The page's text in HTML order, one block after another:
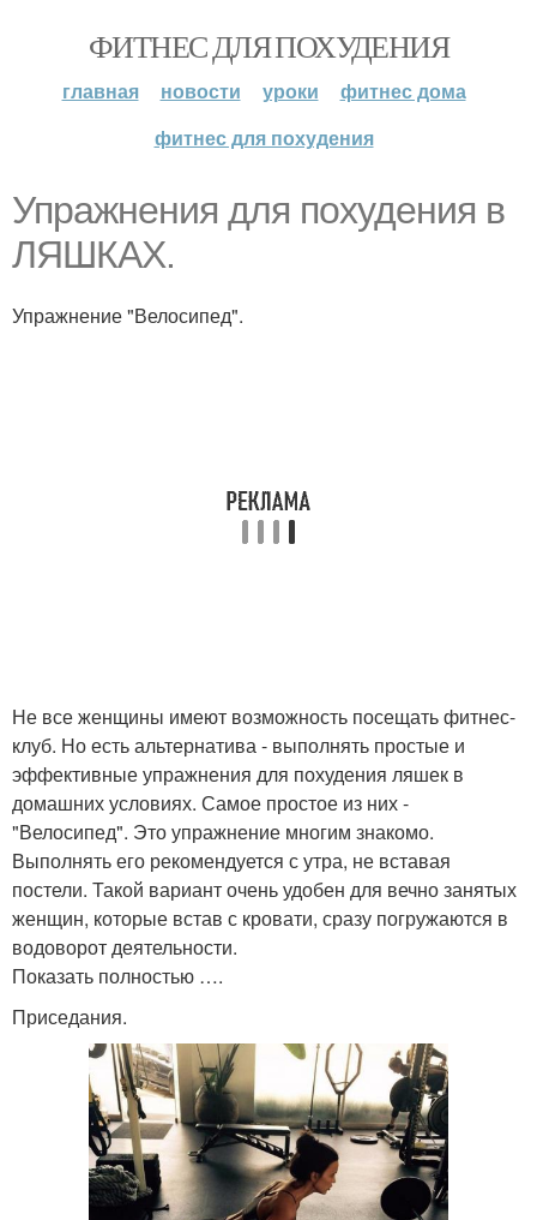
ФИТНЕС ДЛЯ ПОХУДЕНИЯ
главная новости уроки
фитнес дома
фитнес для похудения
Упражнения для похудения в
ЛЯШКАХ.
Упражнение "Велосипед".
Не все женщины имеют возможность посещать фитнес-
клуб. Но есть альтернатива - выполнять простые и
эффективные упражнения для похудения ляшек в
домашних условиях. Самое простое из них -
"Велосипед". Это упражнение многим знакомо.
Выполнять его рекомендуется с утра, не вставая
постели. Такой вариант очень удобен для вечно занятых
женщин, которые встав с кровати, сразу погружаются в
водоворот деятельности.
Показать полностью ….
Приседания.